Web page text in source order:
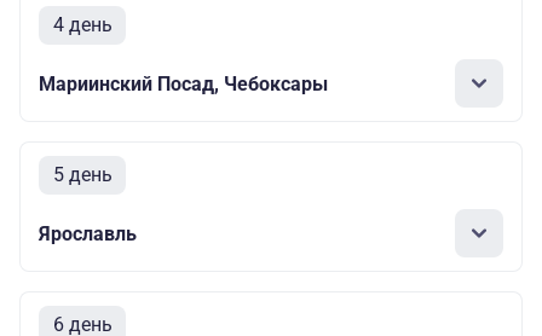
4 день
Мариинский Посад, Чебоксары
5 день
Ярославль
6 день